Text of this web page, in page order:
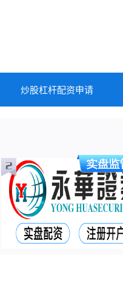
炒股杠杆配资申请